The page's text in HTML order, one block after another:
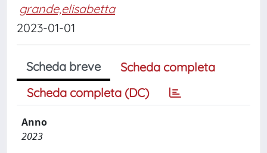
grande,elisabetta
2023-01-01
Scheda breve
Scheda completa
Scheda completa (DC)
Anno
2023